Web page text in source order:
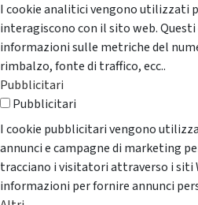
I cookie analitici vengono utilizzati
interagiscono con il sito web.
informazioni sulle metriche del
rimbalzo, fonte di traffico, ecc..
Pubblicitari
Pubblicitari
I cookie pubblicitari vengono
annunci e campagne di marketing
tracciano i visitatori attraverso i siti
informazioni per fornire annunci